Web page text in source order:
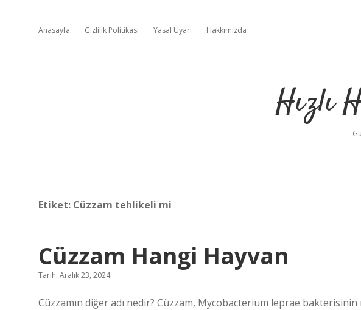
Anasayfa Gizlilik Politikası Yasal Uyarı Hakkımızda
Hızlı
Etiket: Cüzzam tehlikeli mi
Cüzzam Hangi Hayvan
Tarih: Aralık 23, 2024
Cüzzamın diğer adı nedir? Cüzzam, Mycobacterium leprae